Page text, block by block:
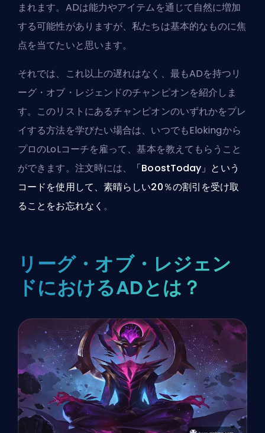
まれます。ADは能力やアイテムを通じて自然に増加
する可能性がありますが、私たちは基本的なものに焦
点を当てたいと思います。
それでは、これ以上の遅れはなく、最もADを持つリ
ーグ・オブ・レジェンドのチャンピオンを紹介しま
す。このリストにあるチャンピオンのいずれかをプレ
イする方法を学びたい場合は、いつでもElokingから
プロのLoLコーチを雇って、基本を教えてもらうこと
ができます。注文時には、
「BoostToday」という
コードを使用して、素晴らしい20％の割引を受け取
ることをお忘れなく 。
リーグ・オブ・レジェン
ドにおけるADとは？